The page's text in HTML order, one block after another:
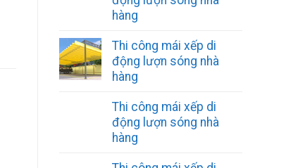
hàng
Thi công mái xếp di
động lượn sóng nhà
hàng
Thi công mái xếp di
động lượn sóng nhà
hàng